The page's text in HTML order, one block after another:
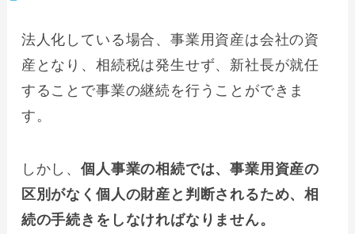
法人化している場合、事業用資産は会社の資
産となり、相続税は発生せず、新社長が就任
することで事業の継続を行うことができま
す。
しかし、個人事業の相続では、事業用資産の
区別がなく個人の財産と判断されるため、相
続の手続きをしなければなりません。